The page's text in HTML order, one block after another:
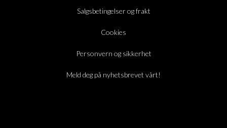
Salgsbetingelser og frakt
Cookies
Personvern og sikkerhet
Meld deg på nyhetsbrevet vårt!